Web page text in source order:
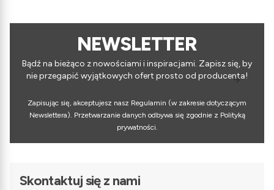
NEWSLETTER
Bądź na bieżąco z nowościami i inspiracjami. Zapisz się, by
nie przegapić wyjątkowych ofert prosto od producenta!
Zapisując się, akceptujesz nasz Regulamin (w zakresie dotyczącym
Newslettera). Przetwarzanie danych odbywa się zgodnie z Polityką
prywatności.
Skontaktuj się z nami